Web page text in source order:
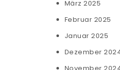
März 2025
Februar 2025
Januar 2025
Dezember